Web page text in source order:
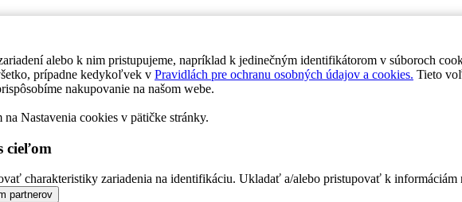
alebo k nim pristupujeme, napríklad k jedinečným identifikátorom v súboroch
prípadne kedykoľvek v Pravidlách pre ochranu osobných údajov a cookies. Tieto
nakupovanie na našom webe.
Nastavenia cookies v pätičke stránky.
cieľom
charakteristiky zariadenia na identifikáciu. Ukladať a/alebo pristupovať k informáciám
partnerov